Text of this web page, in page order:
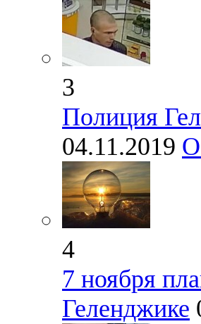
3
Полиция
04.11.2019
4
7 ноября
Геленджике